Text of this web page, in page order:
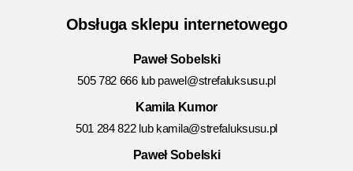
Obsługa sklepu internetowego
Paweł Sobelski
505 782 666 lub pawel@strefaluksusu.pl
Kamila Kumor
501 284 822 lub kamila@strefaluksusu.pl
Paweł Sobelski